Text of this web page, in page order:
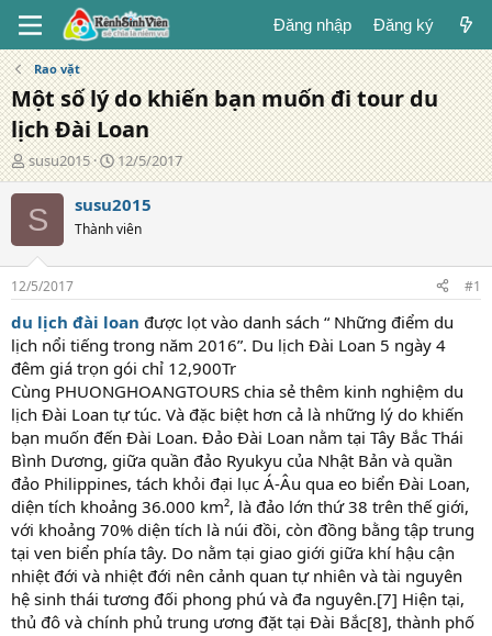
Đăng nhập Đăng ký
Rao vặt
Một số lý do khiến bạn muốn đi tour du
lịch Đài Loan
T
á
c
g
ả
susu2015
N
g
à
đ
g
12/5/2017
S susu2015
Thành viên
12/5/2017 #1
du lịch đài loan được lọt vào danh sách “ Những điểm du
lịch nổi tiếng trong năm 2016”. Du lịch Đài Loan 5 ngày 4
đêm giá trọn gói chỉ 12,900Tr
Cùng PHUONGHOANGTOURS chia sẻ thêm kinh nghiệm du
lịch Đài Loan tự túc. Và đặc biệt hơn cả là những lý do khiến
bạn muốn đến Đài Loan. Đảo Đài Loan nằm tại Tây Bắc Thái
Bình Dương, giữa quần đảo Ryukyu của Nhật Bản và quần
đảo Philippines, tách khỏi đại lục Á-Âu qua eo biển Đài Loan,
diện tích khoảng 36.000 km², là đảo lớn thứ 38 trên thế giới,
với khoảng 70% diện tích là núi đồi, còn đồng bằng tập trung
tại ven biển phía tây. Do nằm tại giao giới giữa khí hậu cận
nhiệt đới và nhiệt đới nên cảnh quan tự nhiên và tài nguyên
hệ sinh thái tương đối phong phú và đa nguyên.[7] Hiện tại,
thủ đô và chính phủ trung ương đặt tại Đài Bắc[8], thành phố